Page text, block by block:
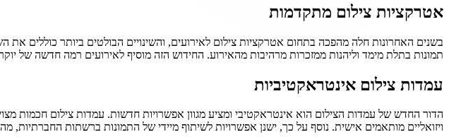
אטרקציות צילום מתקדמות
בשנים האחרונות חלה מהפכה בתחום אטרקציות צילום לאירועים, והשינויים הבולטים ביותר כוללים
תמונות בתלת מימד וליהנות ממזכרות מרהיבות מהאירוע. החידוש הזה מוסיף לאירועים רמה חדשה של
עמדות צילום אינטראקטיביות
הדור החדש של עמדות הצילום הוא אינטראקטיבי ומציע מגוון אפשרויות חדשות. עמדות צילום חכמות
ויזואליים מותאמים אישית. נוסף על כך, ישנן אפשרויות לשיתוף מיידי של התמונות ברשתות